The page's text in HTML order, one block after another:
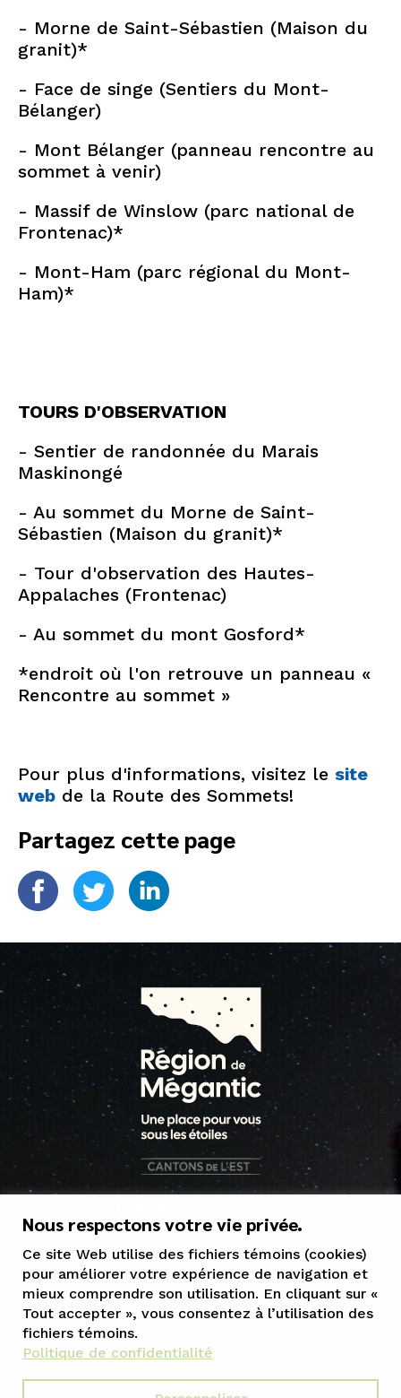
- Morne de Saint-Sébastien (Maison du
granit)*
- Face de singe (Sentiers du Mont-
Bélanger)
- Mont Bélanger (panneau rencontre au
sommet à venir)
- Massif de Winslow (parc national de
Frontenac)*
- Mont-Ham (parc régional du Mont-
Ham)*
TOURS D'OBSERVATION
- Sentier de randonnée du Marais
Maskinongé
- Au sommet du Morne de Saint-
Sébastien (Maison du granit)*
- Tour d'observation des Hautes-
Appalaches (Frontenac)
- Au sommet du mont Gosford*
*endroit où l'on retrouve un panneau «
Rencontre au sommet »
Pour plus d'informations, visitez le site
web de la Route des Sommets!
Partagez cette page
1 800 363-5515
tourisme@mrcgranit.qc.ca
Nous respectons votre vie privée.
Ce site Web utilise des fichiers témoins (cookies)
pour améliorer votre expérience de navigation et
mieux comprendre son utilisation. En cliquant sur «
Tout accepter », vous consentez à l’utilisation des
fichiers témoins.
Politique de confidentialité